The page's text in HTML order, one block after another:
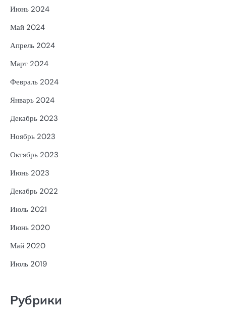
Июнь 2024
Май 2024
Апрель 2024
Март 2024
Февраль 2024
Январь 2024
Декабрь 2023
Ноябрь 2023
Октябрь 2023
Июнь 2023
Декабрь 2022
Июль 2021
Июнь 2020
Май 2020
Июль 2019
Рубрики